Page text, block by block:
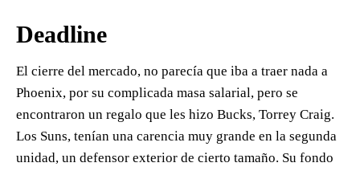
Deadline
El cierre del mercado, no parecía que iba a traer nada a
Phoenix, por su complicada masa salarial, pero se
encontraron un regalo que les hizo Bucks, Torrey Craig.
Los Suns, tenían una carencia muy grande en la segunda
unidad, un defensor exterior de cierto tamaño. Su fondo